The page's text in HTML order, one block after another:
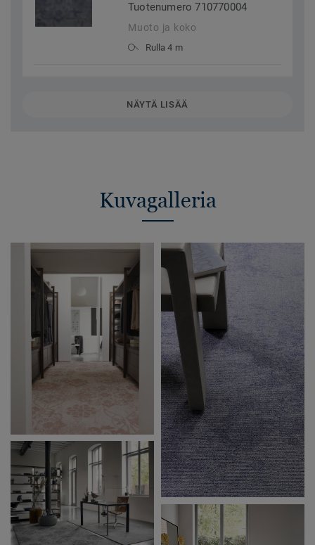
Tuotenumero 710770004
Muoto ja koko
Rulla 4 m
NÄYTÄ LISÄÄ
Kuvagalleria